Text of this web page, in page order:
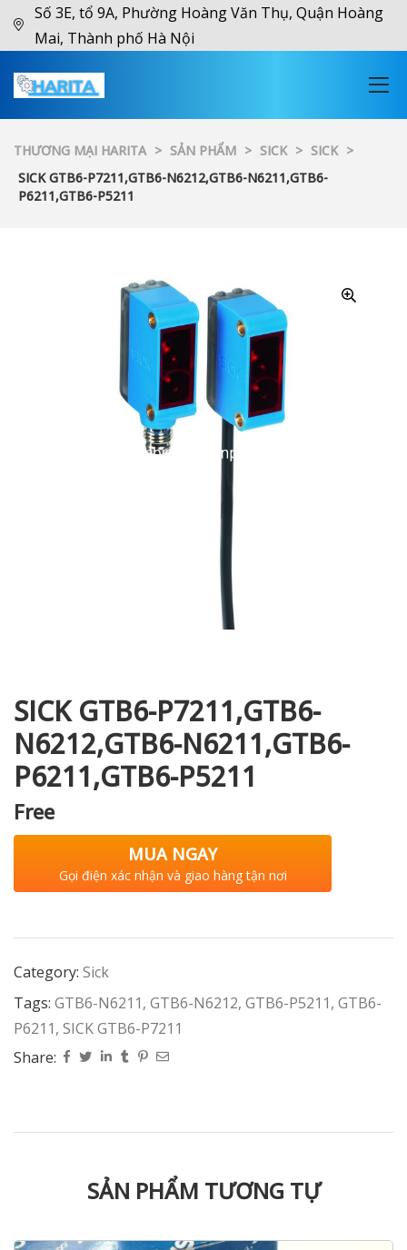
Số 3E, tổ 9A, Phường Hoàng Văn Thụ, Quận Hoàng
Mai, Thành phố Hà Nội
THƯƠNG MẠI HARITA > SẢN PHẨM > SICK > SICK >
SICK GTB6-P7211,GTB6-N6212,GTB6-N6211,GTB6-
P6211,GTB6-P5211
SICK GTB6-P7211,GTB6-
N6212,GTB6-N6211,GTB6-
P6211,GTB6-P5211
Free
MUA NGAY
Gọi điện xác nhận và giao hàng tận nơi
Category: Sick
Tags: GTB6-N6211, GTB6-N6212, GTB6-P5211, GTB6-
P6211, SICK GTB6-P7211
Share:
SẢN PHẨM TƯƠNG TỰ